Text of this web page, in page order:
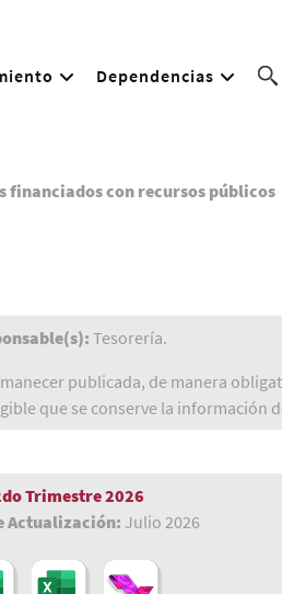
Dependencias
financiados con recursos públicos
Tesorería.
publicada, de manera
que se conserve la información
Trimestre 2026
Actualización: Julio 2026